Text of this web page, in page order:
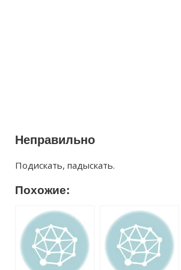
Неправильно
Подискать, падыскать.
Похожие: